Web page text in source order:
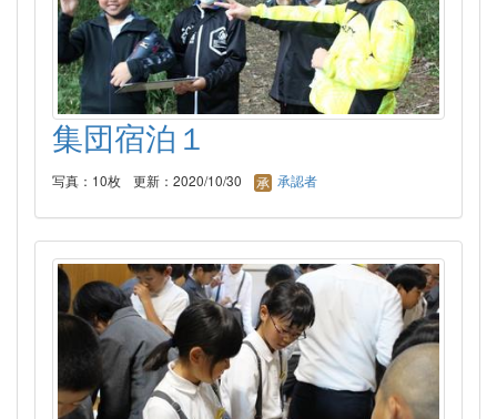
集団宿泊１
写真：10枚 更新：2020/10/30 承認者